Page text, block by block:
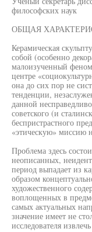
философских наук
ОБЩАЯ
Керамическая
собой (особенно
малоизученный
центре
она до сих пор не
тенденции,
данной
советского (и
беспристрастного
«этическую» миссию
Проблема здесь
неописанных,
период выпадает из
образом
художественного
воплощенных в
самых актуальных
значение имеет не
исследователя